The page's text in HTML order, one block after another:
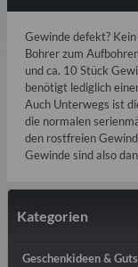
Gewinde defekt?
Bohrer zum
und ca. 10 Stück
benötigt lediglich
Auch Unterwegs ist
die normalen
den rostfreien
Gewinde sind also
Kategorien
Geschenkideen &